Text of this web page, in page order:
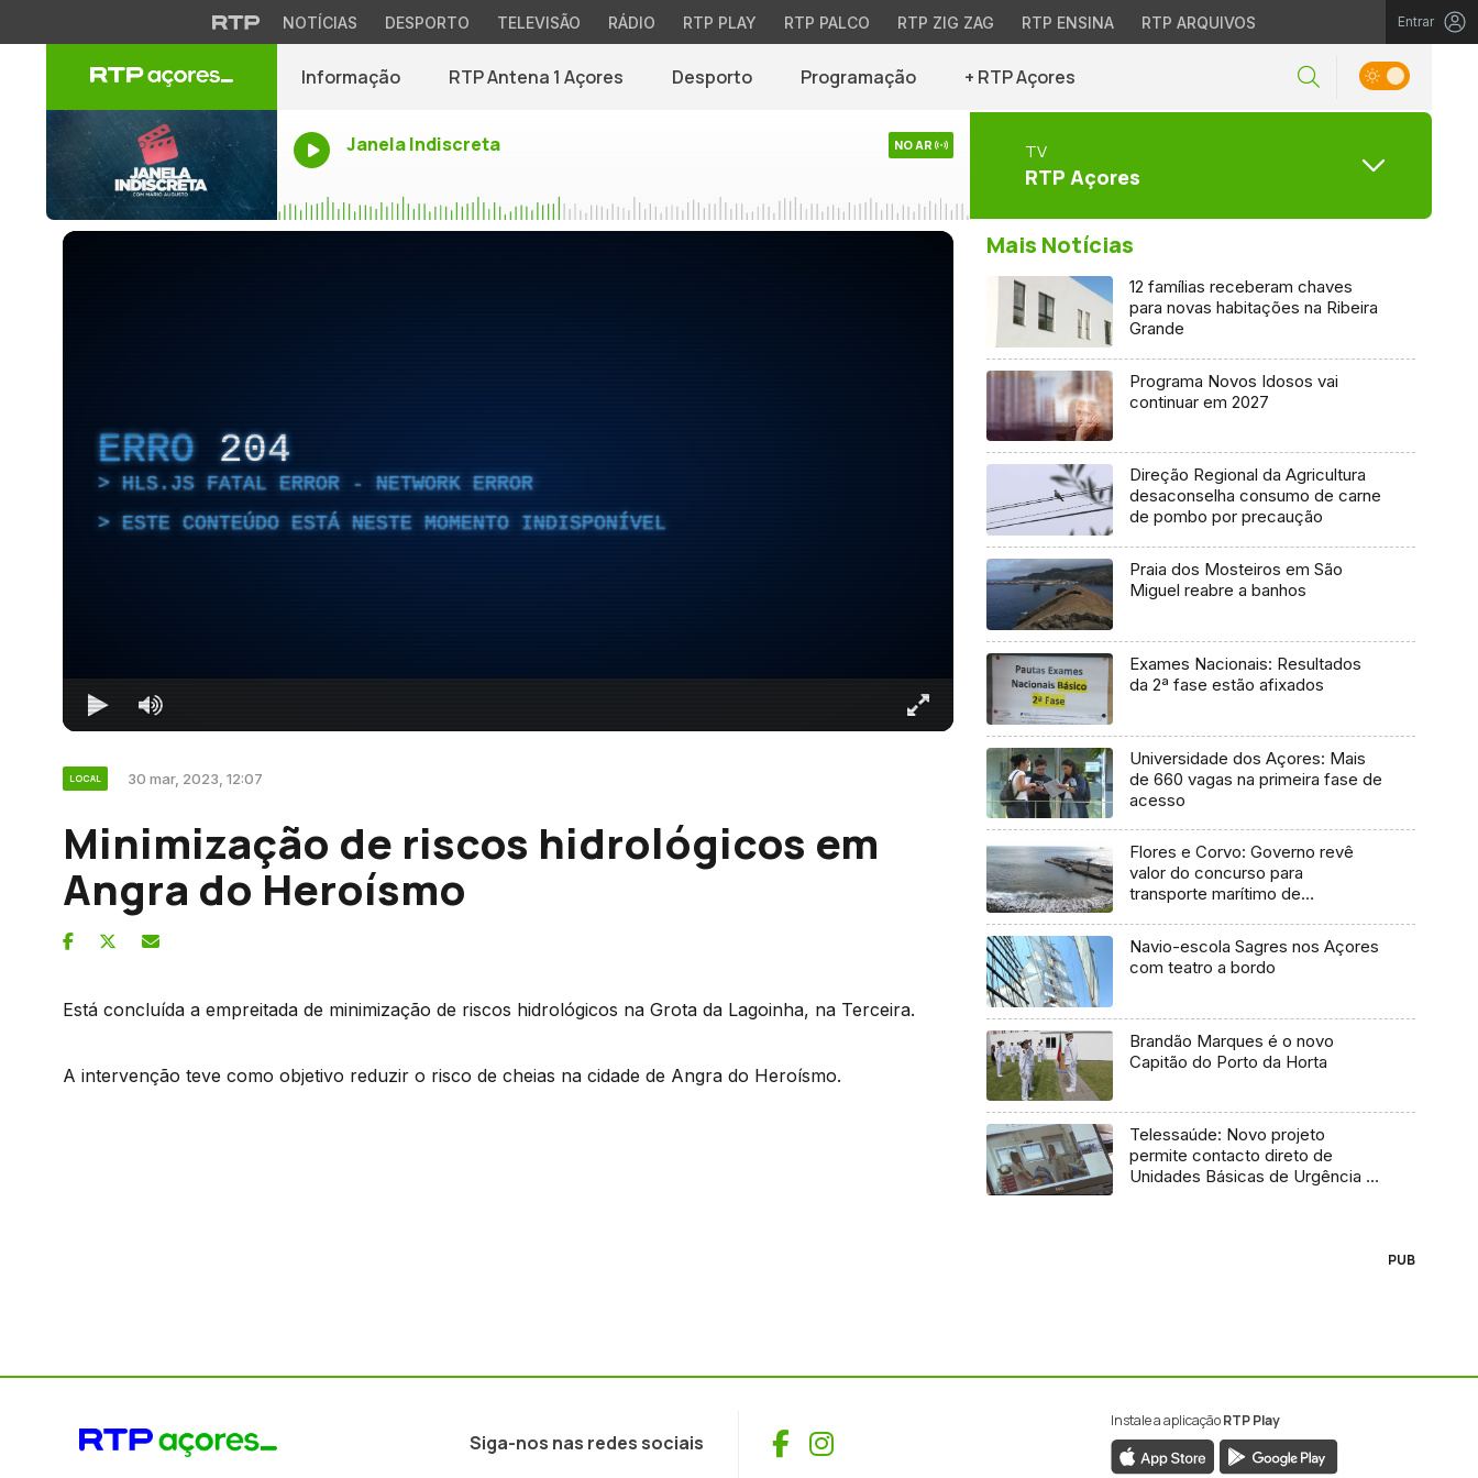
NOTÍCIAS DESPORTO TELEVISÃO RÁDIO RTP PLAY RTP PALCO RTP ZIG ZAG RTP ENSINA RTP ARQUIVOS Entrar
Informação RTP Antena 1 Açores Desporto Programação + RTP Açores
Janela Indiscreta NO AR TV
RTP Açores
ERRO 204
HLS.JS FATAL ERROR - NETWORK ERROR
ESTE CONTEÚDO ESTÁ NESTE MOMENTO INDISPONÍVEL
LOCAL 30 mar, 2023, 12:07
Minimização de riscos hidrológicos em
Angra do Heroísmo
Está concluída a empreitada de minimização de riscos hidrológicos na Grota da Lagoinha, na Terceira.
A intervenção teve como objetivo reduzir o risco de cheias na cidade de Angra do Heroísmo.
Mais Notícias
12 famílias receberam chaves
para novas habitações na Ribeira
Grande
Programa Novos Idosos vai
continuar em 2027
Direção Regional da Agricultura
desaconselha consumo de carne
de pombo por precaução
Praia dos Mosteiros em São
Miguel reabre a banhos
Exames Nacionais: Resultados
da 2ª fase estão afixados
Universidade dos Açores: Mais
de 660 vagas na primeira fase de
acesso
Flores e Corvo: Governo revê
valor do concurso para
transporte marítimo de
Navio-escola Sagres nos Açores
com teatro a bordo
Brandão Marques é o novo
Capitão do Porto da Horta
Telessaúde: Novo projeto
permite contacto direto de
Unidades Básicas de Urgência e
PUB
Siga-nos nas redes sociais Facebook
Instagram
Instale a aplicaçãoRTP Play